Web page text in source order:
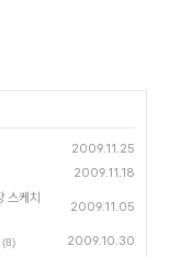
2009.11.25
2009.11.18
스케치
2009.11.05
(8) 2009.10.30